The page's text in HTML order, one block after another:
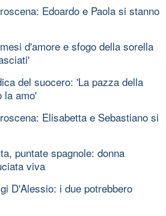
Edoardo e Paola si stanno
d'amore e sfogo della sorella
del suocero: 'La pazza della
la amo'
Elisabetta e Sebastiano si
puntate spagnole: donna
viva
D'Alessio: i due potrebbero